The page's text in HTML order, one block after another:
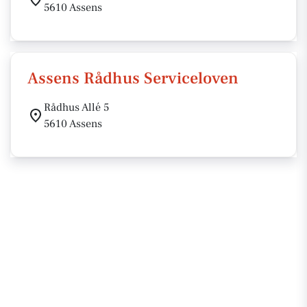
5610 Assens
Assens Rådhus Serviceloven
Rådhus Allé 5
5610 Assens